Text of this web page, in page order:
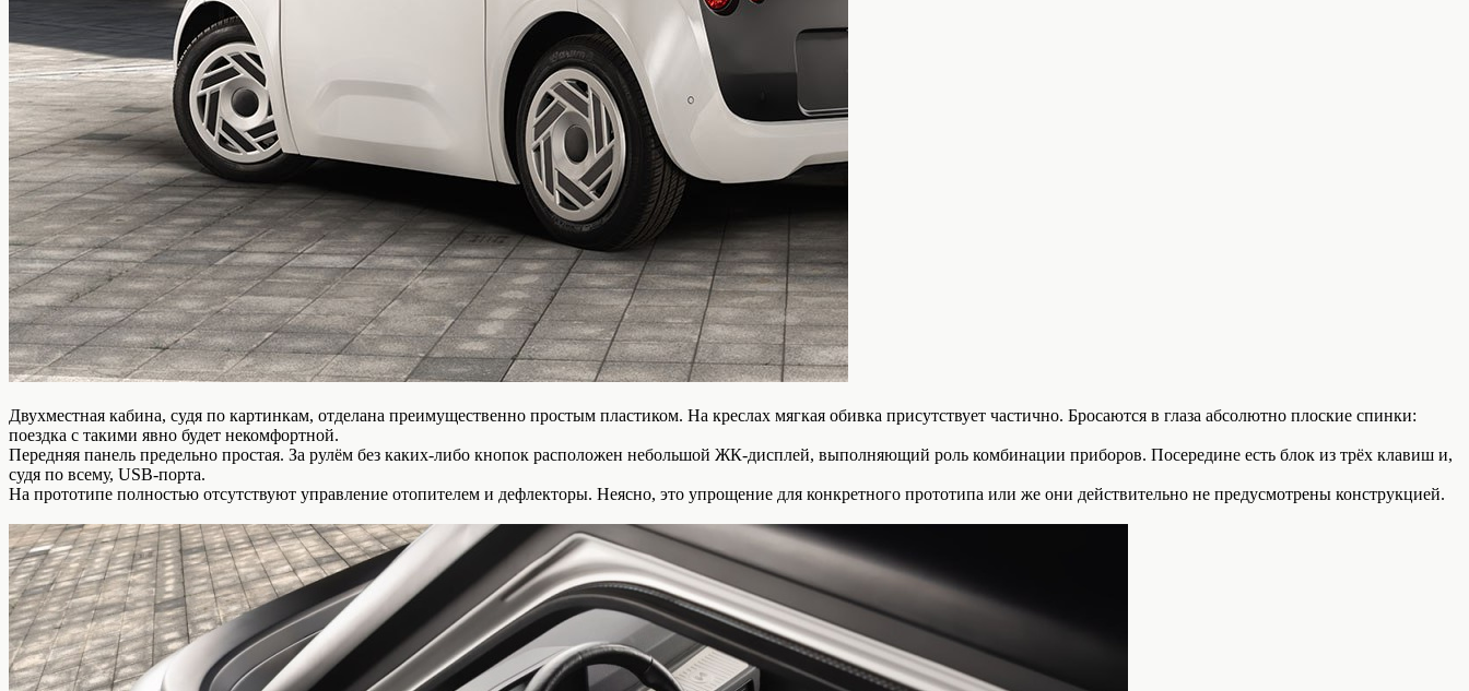
Двухместная кабина, судя по картинкам, отделана преимущественно простым пластиком. На креслах мягкая обивка присутствует частично. Бросаются в глаза абсолютно плоские спинки:
поездка с такими явно будет некомфортной.
Передняя панель предельно простая. За рулём без каких-либо кнопок расположен небольшой ЖК-дисплей, выполняющий роль комбинации приборов. Посередине есть блок из трёх клавиш и,
судя по всему, USB-порта.
На прототипе полностью отсутствуют управление отопителем и дефлекторы. Неясно, это упрощение для конкретного прототипа или же они действительно не предусмотрены конструкцией.